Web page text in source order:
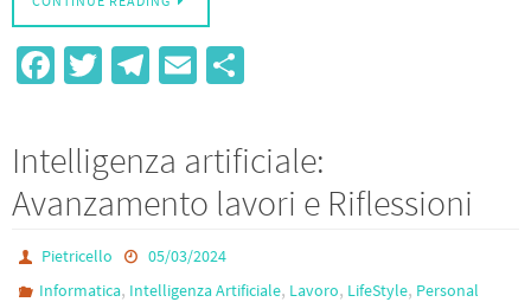
Fa
b
o
o
k
T
er
Te
a
m
E
ail ar
e
Intelligenza artificiale:
Avanzamento lavori e Riflessioni
Pietricello
05/03/2024
Informatica, Intelligenza Artificiale, Lavoro, LifeStyle, Personal